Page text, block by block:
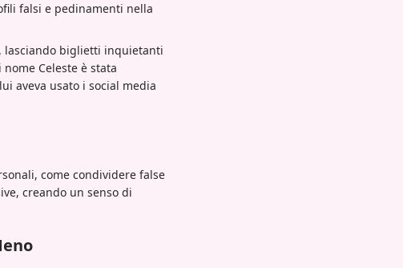
falsi e pedinamenti nella
lasciando biglietti inquietanti
Celeste è stata
aveva usato i social media
come condividere false
creando un senso di